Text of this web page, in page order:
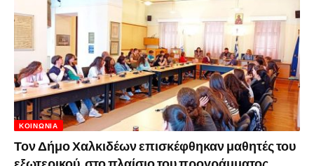
ΚΟΙΝΩΝΊΑ
Τον Δήμο Χαλκιδέων επισκέφθηκαν μαθητές του